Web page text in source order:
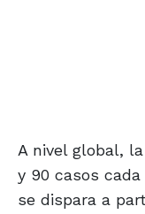
A nivel global,
y 90 casos
se dispara a